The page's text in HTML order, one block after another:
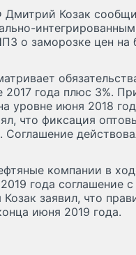
Дмитрий Козак
о заморозке цен на
2017 года плюс 3%.
уровне июня 2018
что фиксация
компании в
года соглашение
заявил, что
июня 2019 года.